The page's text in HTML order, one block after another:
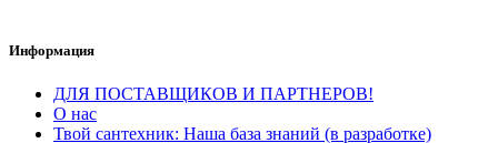
Информация
ДЛЯ ПОСТАВЩИКОВ И ПАРТНЕРОВ!
О нас
Твой сантехник: Наша база знаний (в разработке)